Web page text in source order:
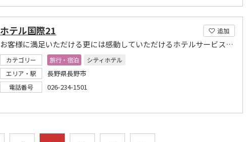
追加
ホテル国際21
お客様に満足いただける更には感動していただけるホテルサービスの提供
カテゴリー 旅行・宿泊
シティホテル
エリア・駅
長野県長野市
電話番号 026-234-1501